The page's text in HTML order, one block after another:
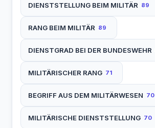
DIENSTSTELLUNG BEIM MILITÄR 89
RANG BEIM MILITÄR 89
DIENSTGRAD BEI DER BUNDESWEHR
MILITÄRISCHER RANG 71
BEGRIFF AUS DEM MILITÄRWESEN 70
MILITÄRISCHE DIENSTSTELLUNG 70